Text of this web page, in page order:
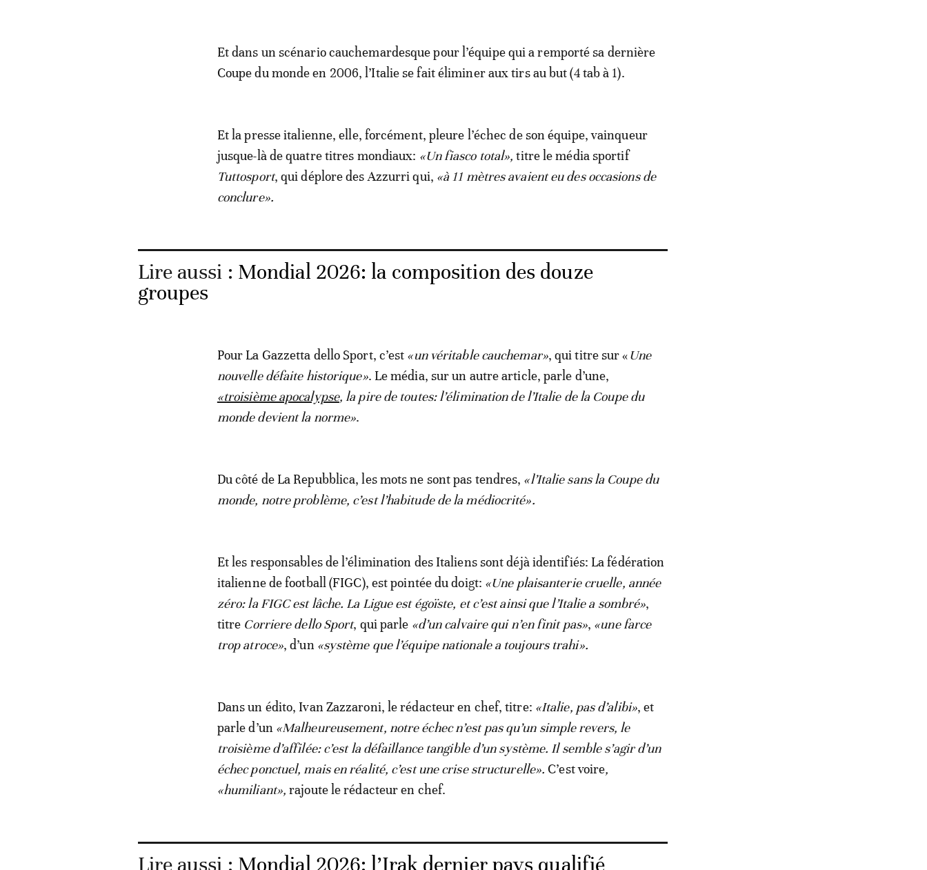
Et dans un scénario cauchemardesque pour l’équipe qui a remporté sa dernière
Coupe du monde en 2006, l’Italie se fait éliminer aux tirs au but (4 tab à 1).
Et la presse italienne, elle, forcément, pleure l’échec de son équipe, vainqueur
jusque-là de quatre titres mondiaux: «Un fiasco total», titre le média sportif
Tuttosport, qui déplore des Azzurri qui, «à 11 mètres avaient eu des occasions de
conclure».
Lire aussi : Mondial 2026: la composition des douze
groupes
Pour La Gazzetta dello Sport, c’est «un véritable cauchemar», qui titre sur «Une
nouvelle défaite historique». Le média, sur un autre article, parle d’une,
«troisième apocalypse, la pire de toutes: l’élimination de l’Italie de la Coupe du
monde devient la norme».
Du côté de La Repubblica, les mots ne sont pas tendres, «l’Italie sans la Coupe du
monde, notre problème, c’est l’habitude de la médiocrité».
Et les responsables de l’élimination des Italiens sont déjà identifiés: La fédération
italienne de football (FIGC), est pointée du doigt: «Une plaisanterie cruelle, année
zéro: la FIGC est lâche. La Ligue est égoïste, et c’est ainsi que l’Italie a sombré»,
titre Corriere dello Sport, qui parle «d’un calvaire qui n’en finit pas», «une farce
trop atroce», d’un «système que l’équipe nationale a toujours trahi».
Dans un édito, Ivan Zazzaroni, le rédacteur en chef, titre: «Italie, pas d’alibi», et
parle d’un «Malheureusement, notre échec n’est pas qu’un simple revers, le
troisième d’affilée: c’est la défaillance tangible d’un système. Il semble s’agir d’un
échec ponctuel, mais en réalité, c’est une crise structurelle». C’est voire,
«humiliant», rajoute le rédacteur en chef.
Lire aussi : Mondial 2026: l’Irak dernier pays qualifié